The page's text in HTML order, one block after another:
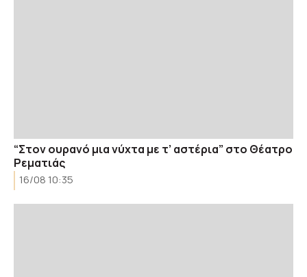
“Στον ουρανό μια νύχτα με τ’ αστέρια” στο Θέατρο
Ρεματιάς
16/08 10:35